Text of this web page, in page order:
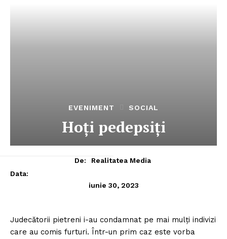
EVENIMENT SOCIAL
Hoţi pedepsiţi
De:
Realitatea Media
Data:
iunie 30, 2023
Judecătorii pietreni i-au condamnat pe mai mulţi indivizi
care au comis furturi. Într-un prim caz este vorba